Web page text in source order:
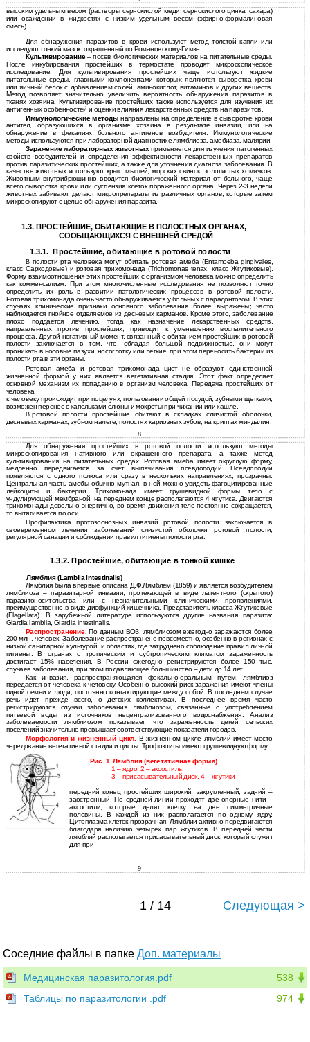
высоким удельным весом (растворы сернокислой меди, сернокислого цинка, сахара)
или осаждении в жидкостях с низким удельным весом (эфирно-формалиновая
смесь).
Для обнаружения паразитов в крови используют метод толстой капли или
исследуют тонкий мазок, окрашенный по Романовскому-Гимзе.
Культивирование– посев биологических материалов на питательные среды.
После инкубирования простейших в термостате проводят микроскопическое
исследование. Для культивирования простейших чаще используют жидкие
питательные среды, главными компонентами которых являются сыворотка крови
или яичный белок с добавлением солей, аминокислот, витаминов и других веществ.
Метод позволяет значительно увеличить вероятность обнаружения паразитов в
тканях хозяина. Культивирование простейших также используется для изучения их
антигенных особенностей и оценки влияния лекарственных средств на паразитов.
Иммунологические методынаправлены на определение в сыворотке крови
антител, образующихся в организме хозяина в результате инвазии, или на
обнаружение в фекалиях больного антигенов возбудителя. Иммунологические
методы используются при лабораторной диагностике лямблиоза, амебиаза, малярии.
Заражение лабораторных животныхприменяется для изучения патогенных
свойств возбудителей и определения эффективности лекарственных препаратов
против паразитических простейших, а также для уточнения диагноза заболевания. В
качестве животных используют крыс, мышей, морских свинок, золотистых хомячков.
Животным внутрибрюшинно вводится биологический материал от больного, чаще
всего сыворотка крови или суспензия клеток пораженного органа. Через 2-3 недели
животных забивают, делают микропрепараты из различных органов, которые затем
микроскопируют с целью обнаружения паразита.
1.3. ПРОСТЕЙШИЕ, ОБИТАЮЩИЕ В ПОЛОСТНЫХ ОРГАНАХ,
СООБЩАЮЩИХСЯ С ВНЕШНЕЙ СРЕДОЙ
1.3.1.
Простейшие, обитающие в ротовой полости
В полости рта человека могут обитать ротовая амеба (Entamoeba gingivales,
класс Саркодовые) и ротовая трихомонада (Trichomonas tenax, класс Жгутиковые).
Форму взаимоотношения этих простейших с организмом человека можно определить
как комменсализм. При этом многочисленные исследования не позволяют точно
определить их роль в развитии патологических процессов в ротовой полости.
Ротовая трихомонада очень часто обнаруживается у больных с парадонтозом. В этих
случаях клинические признаки основного заболевания более выражены; часто
наблюдается гнойное отделяемое из десневых карманов. Кроме этого, заболевание
плохо поддается лечению, тогда как назначение лекарственных средств,
направленных против простейших, приводит к уменьшению воспалительного
процесса. Другой негативный момент, связанный с обитанием простейших в ротовой
полости заключается в том, что, обладая большой подвижностью, они могут
проникать в носовые пазухи, носоглотку или легкие, при этом переносить бактерии из
полости рта в эти органы.
Ротовая амеба и ротовая трихомонада цист не образуют, единственной
жизненной формой у них является вегетативная стадия. Этот факт определяет
основной механизм их попаданию в организм человека. Передача простейших от
человека
к человеку происходит при поцелуях, пользовании общей посудой, зубными щетками;
возможен перенос с капельками слюны и мокроты при чихании или кашле.
В ротовой полости простейшие обитают в складках слизистой оболочки,
десневых карманах, зубном налете, полостях кариозных зубов, на криптах миндалин.
8
Для обнаружения простейших в ротовой полости используют методы
микроскопирования нативного или окрашенного препарата, а также метод
культивирования на питательных средах. Ротовая амеба имеет округлую форму,
медленно передвигается за счет выпячивания псевдоподий. Псевдоподии
появляются с одного полюса или сразу в нескольких направлениях, прозрачны.
Центральная часть амебы обычно мутная, в ней можно увидеть фагоцитированные
лейкоциты и бактерии. Трихомонада имеет грушевидной формы тело с
ундулирующей мембраной, на переднем конце располагаются 4 жгутика. Двигаются
трихомонады довольно энергично, во время движения тело постоянно сокращается,
то вытягивается по оси.
Профилактика протозоонозных инвазий ротовой полости заключается в
своевременном лечении заболеваний слизистой оболочки ротовой полости,
регулярной санации и соблюдении правил гигиены полости рта.
1.3.2. Простейшие, обитающие в тонкой кишке
Лямблия (Lamblia intestinalis)
Лямблия была впервые описана Д.Ф.Лямблем (1859) и является возбудителем
лямблиоза – паразитарной инвазии, протекающей в виде латентного (скрытого)
паразитоносительства или с незначительными клиническими проявлениями,
преимущественно в виде дисфункций кишечника. Представитель класса Жгутиковые
(Flagellata). В зарубежной литературе используются другие названия паразита:
Giardia lamblia, Giardia intestinalis.
Распространение. По данным ВОЗ, лямблиозом ежегодно заражаются более
200 млн. человек. Заболевание распространено повсеместно, особенно в регионах с
низкой санитарной культурой, и областях, где затруднено соблюдение правил личной
гигиены. В странах с тропическим и субтропическим климатом зараженность
достигает 15% населения. В России ежегодно регистрируются более 150 тыс.
случаев заболевания, при этом подавляющее большинство – дети до 14 лет.
Как инвазия, распространяющаяся фекально-оральным путем, лямблиоз
передается от человека к человеку. Особенно высокий риск заражения имеют члены
одной семьи и люди, постоянно контактирующие между собой. В последнем случае
речь идет, прежде всего, о детских коллективах. В последнее время часто
регистрируются случаи заболевания лямблиозом, связанные с употреблением
питьевой воды из источников нецентрализованного водоснабжения. Анализ
заболеваемости лямблиозом показывает, что зараженность детей сельских
поселений значительно превышает соответствующие показатели городов.
Морфология и жизненный цикл.
В жизненном цикле лямблий имеет место
чередование вегетативной стадии и цисты. Трофозоиты имеют грушевидную форму,
Рис. 1. Лямблия (вегетативная форма)
1 – ядро, 2 – аксостиль,
3 – присасывательный диск, 4 – жгутики
передний конец простейших широкий, закругленный; задний –
заостренный. По средней линии проходят две опорные нити –
аксостили, которые делят клетку на две симметричные
половины. В каждой из них располагается по одному ядру.
Цитоплазма клеток прозрачная. Лямблии активно передвигаются
благодаря наличию четырех пар жгутиков. В передней части
лямблий располагается присасывательный диск, который служит
для при-
9
1 / 14 Следующая >
Соседние файлы в папке Доп. материалы
538
Медицинская паразитология.pdf
974
Таблицы по паразитологии .pdf